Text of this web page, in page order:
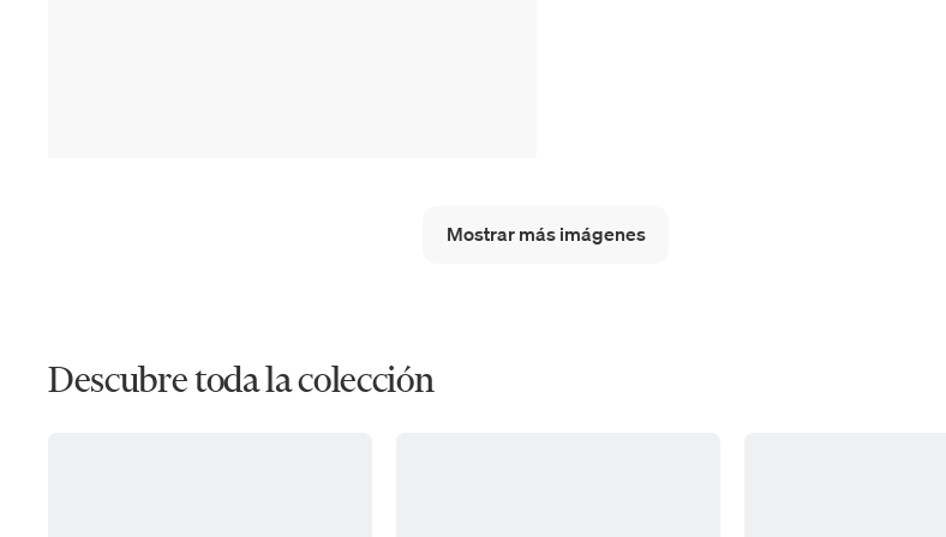
Mostrar más imágenes
Descubre toda la colección